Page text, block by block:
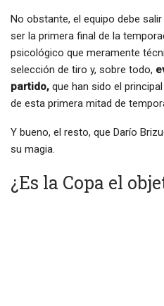
No obstante, el equipo debe
ser la primera final de la
psicológico que meramente
selección de tiro y, sobre todo,
partido, que han sido el
de esta primera mitad de
Y bueno, el resto, que Darío
su magia.
¿Es la Copa el